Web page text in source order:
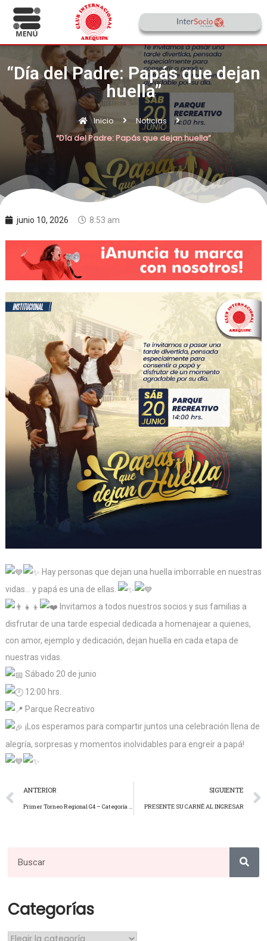
“Día del Padre: Papás que dejan
huella”
Inicio
Noticias
“Día del Padre: Papás que dejan huella”
junio 10, 2026 8:53 am
Hay personas que dejan una huella imborrable en nuestras
vidas… y papá es una de ellas.
Invitamos a todos nuestros socios y sus familias a
disfrutar de una tarde especial dedicada a homenajear a quienes,
con amor, ejemplo y dedicación, dejan huella en cada etapa de
nuestras vidas.
Sábado 20 de junio
12:00 hrs.
Parque Recreativo
¡Los esperamos para compartir juntos una celebración llena de
alegría, sorpresas y momentos inolvidables para engreír a papá!
ANTERIOR
Primer Torneo Regional G4 – Categoría 14 años
SIGUIENTE
PRESENTE SU CARNÉ AL INGRESAR
Categorías